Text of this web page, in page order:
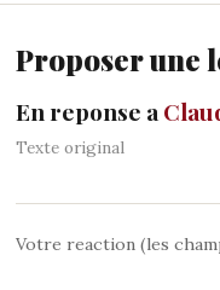
Proposer une
En reponse a
Texte original
Votre reaction (les